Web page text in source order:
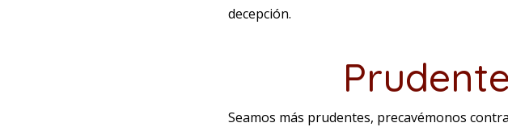
decepción.
Seamos más prudentes, precavémonos